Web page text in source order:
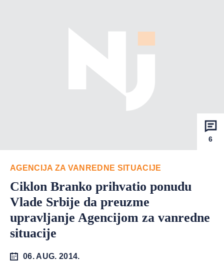
6
AGENCIJA ZA VANREDNE SITUACIJE
Ciklon Branko prihvatio ponudu
Vlade Srbije da preuzme
upravljanje Agencijom za vanredne
situacije
06. AUG. 2014.